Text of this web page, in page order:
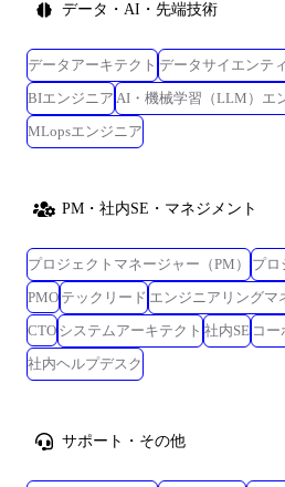
データ・AI・先端技術
データアーキテクト データサイエンテ
BIエンジニア AI・機械学習（LLM）エ
MLopsエンジニア
PM・社内SE・マネジメント
プロジェクトマネージャー（PM）
プロ
PMO テックリード エンジニアリングマ
CTO システムアーキテクト 社内SE コ
社内ヘルプデスク
サポート・その他